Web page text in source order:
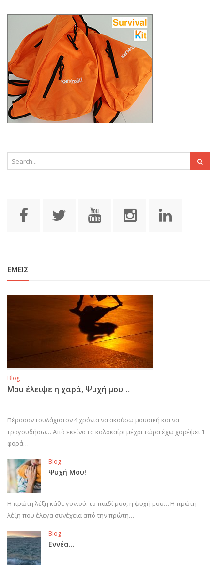
ΕΜΕΙΣ
Blog
Μου έλειψε η χαρά, Ψυχή μου…
Πέρασαν τουλάχιστον 4 χρόνια να ακούσω μουσική και να
τραγουδήσω… Από εκείνο το καλοκαίρι μέχρι τώρα έχω χορέψει 1
φορά…
Blog
Ψυχή Μου!
Η πρώτη λέξη κάθε γονιού: το παιδί μου, η ψυχή μου… Η πρώτη
λέξη που έλεγα συνέχεια από την πρώτη…
Blog
Εννέα…